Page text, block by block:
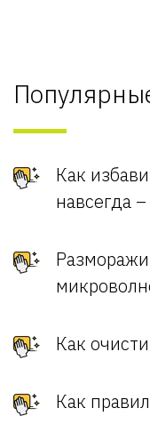
Как
навсегда
Как
Как